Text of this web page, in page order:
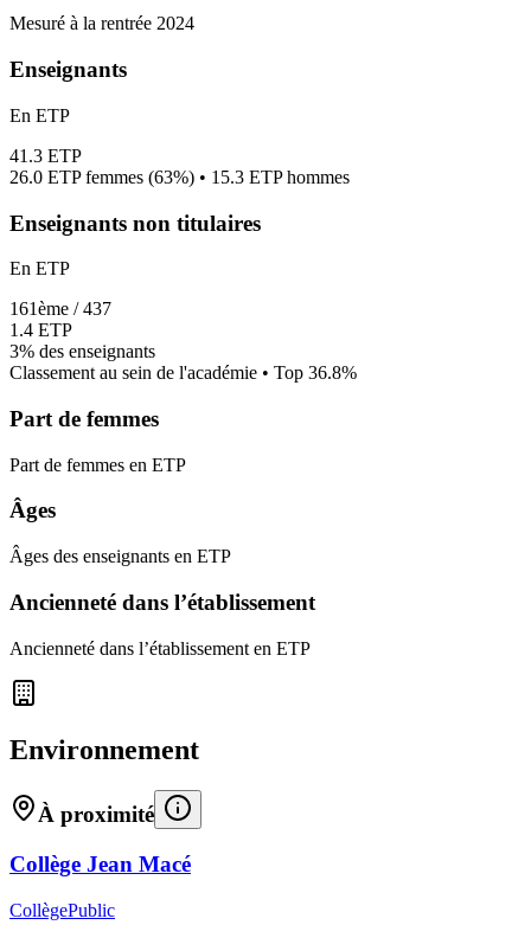
Mesuré à la rentrée 2024
Enseignants
En ETP
41.3 ETP
26.0 ETP femmes (63%) • 15.3 ETP hommes
Enseignants non titulaires
En ETP
161ème /437
1.4 ETP
3% des enseignants
Classement au sein de l'académie • Top 36.8%
Part de femmes
Part de femmes en ETP
Âges
Âges des enseignants en ETP
Ancienneté dans l’établissement
Ancienneté dans l’établissement en ETP
Environnement
À proximité
Collège Jean Macé
CollègePublic